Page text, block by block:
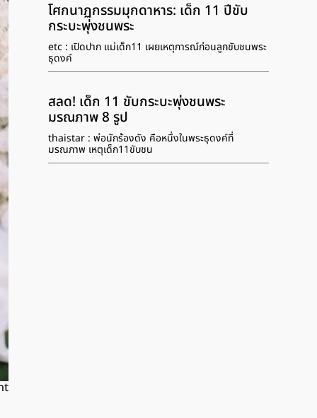
โศกนาฏกรรมมุกดาหาร: เด็ก 11 ปีขับ
กระบะพุ่งชนพระ
etc : เปิดปาก แม่เด็ก11 เผยเหตุการณ์ก่อนลูกขับชนพระ
ธุดงค์
สลด! เด็ก 11 ขับกระบะพุ่งชนพระ
มรณภาพ 8 รูป
thaistar : พ่อนักร้องดัง คือหนึ่งในพระธุดงค์ที่
มรณภาพ เหตุเด็ก11ขับชน